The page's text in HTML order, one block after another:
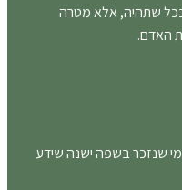
אלא מטרה
ישנה שידע